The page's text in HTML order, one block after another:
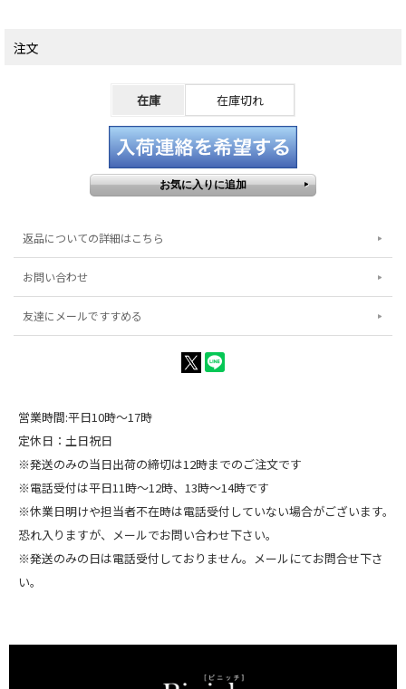
注文
在庫 在庫切れ
返品についての詳細はこちら
お問い合わせ
友達にメールですすめる
営業時間:平日10時～17時
定休日：土日祝日
※発送のみの当日出荷の締切は12時までのご注文です
※電話受付は平日11時～12時、13時～14時です
※休業日明けや担当者不在時は電話受付していない場合がございます。
恐れ入りますが、メールでお問い合わせ下さい。
※発送のみの日は電話受付しておりません。メールにてお問合せ下さ
い。